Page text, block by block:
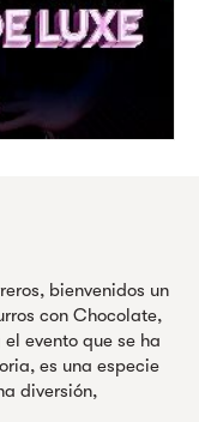
bienvenidos un
con Chocolate,
evento que se ha
es una especie
diversión,